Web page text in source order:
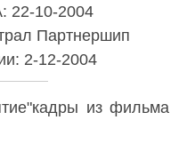
22-10-2004
Партнершип
2-12-2004
из фильма